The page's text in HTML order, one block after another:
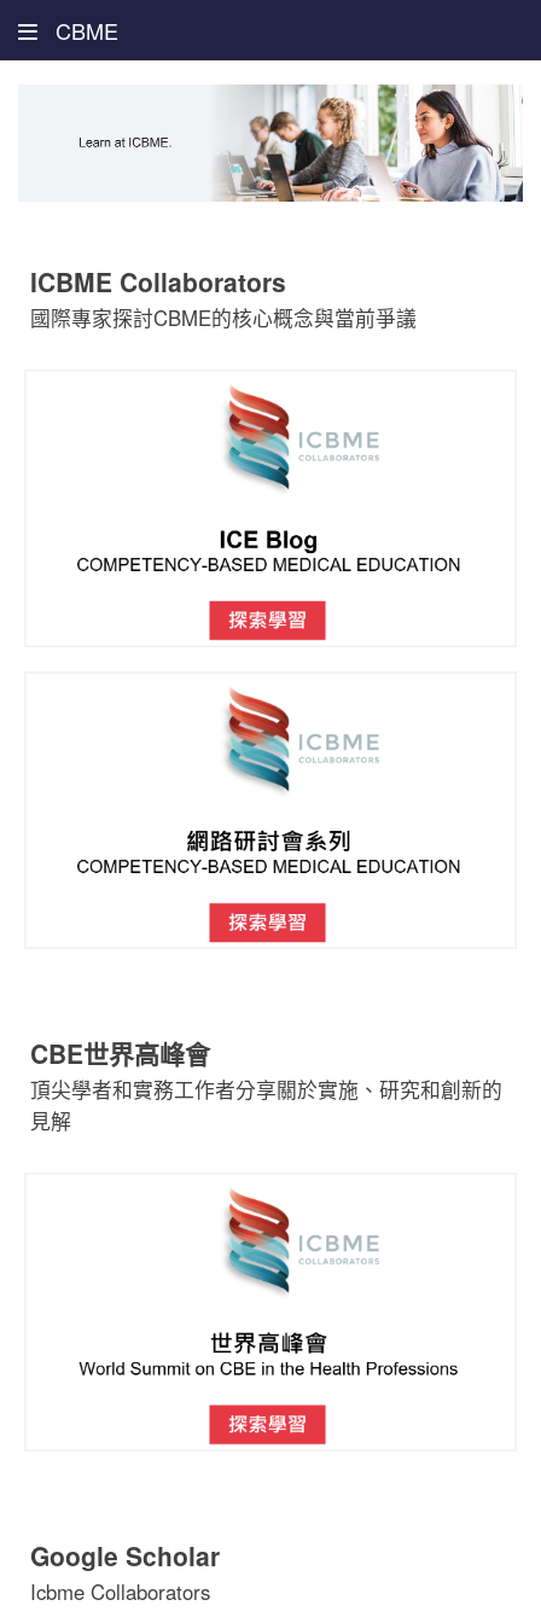
CBME
ICBME Collaborators
國際專家探討CBME的核心概念與當前爭議
CBE世界高峰會
頂尖學者和實務工作者分享關於實施、研究和創新的
見解
Google Scholar
Icbme Collaborators